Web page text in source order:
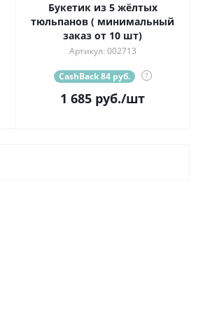
Букетик из 5 жёлтых
тюльпанов ( минимальный
заказ от 10 шт)
Артикул: 002713
CashBack 84 руб. ?
1 685 руб./шт